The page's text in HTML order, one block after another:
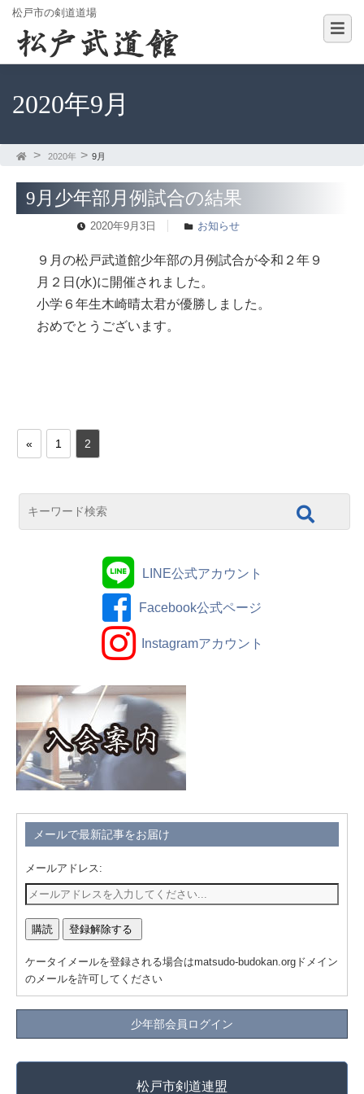
松戸市の剣道道場
2020年9月
2020年 9月
9月少年部月例試合の結果
2020年9月3日 お知らせ
９月の松戸武道館少年部の月例試合が令和２年９
月２日(水)に開催されました。
小学６年生木崎晴太君が優勝しました。
おめでとうございます。
« 1 2
LINE公式アカウント
Facebook公式ページ
Instagramアカウント
メールで最新記事をお届け
メールアドレス:
ケータイメールを登録される場合はmatsudo-budokan.orgドメイン
のメールを許可してください
少年部会員ログイン
松戸市剣道連盟